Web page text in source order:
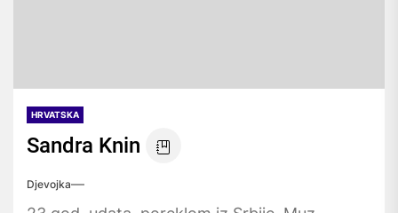
HRVATSKA
Sandra Knin
Djevojka